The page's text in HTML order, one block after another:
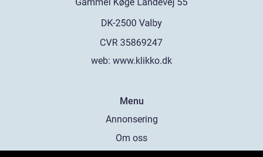
web: www.klikko.dk
Menu
Annonsering
Om oss